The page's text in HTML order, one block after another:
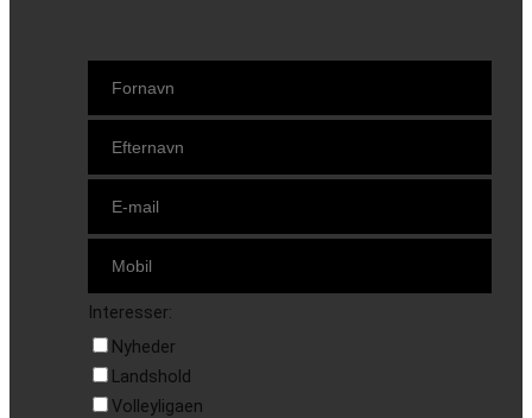
Interesser:
Nyheder
Landshold
Volleyligaen